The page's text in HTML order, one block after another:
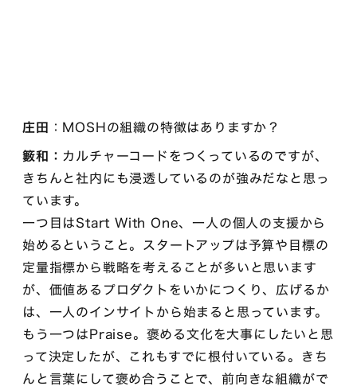
庄田 ：MOSHの組織の特徴はありますか？
籔和： カルチャーコードをつくっているのですが、
きちんと社内にも浸透しているのが強みだなと思っ
ています。
一つ目はStart With One、一人の個人の支援から
始めるということ。スタートアップは予算や目標の
定量指標から戦略を考えることが多いと思います
が、価値あるプロダクトをいかにつくり、広げるか
は、一人のインサイトから始まると思っています。
もう一つはPraise。褒める文化を大事にしたいと思
って決定したが、これもすでに根付いている。きち
んと言葉にして褒め合うことで、前向きな組織がで